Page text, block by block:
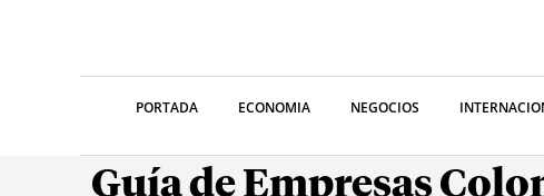
PORTADA ECONOMIA NEGOCIOS
Guía de Empresas